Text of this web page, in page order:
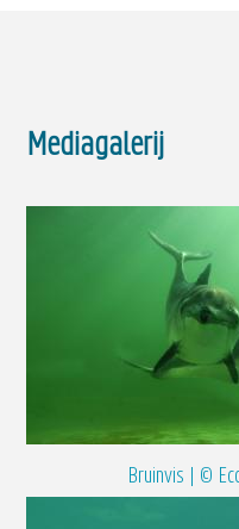
Mediagalerij
Bruinvis | ©